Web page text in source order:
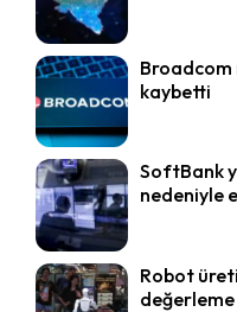
Broadcom
kaybetti
SoftBank
nedeniyle
Robot